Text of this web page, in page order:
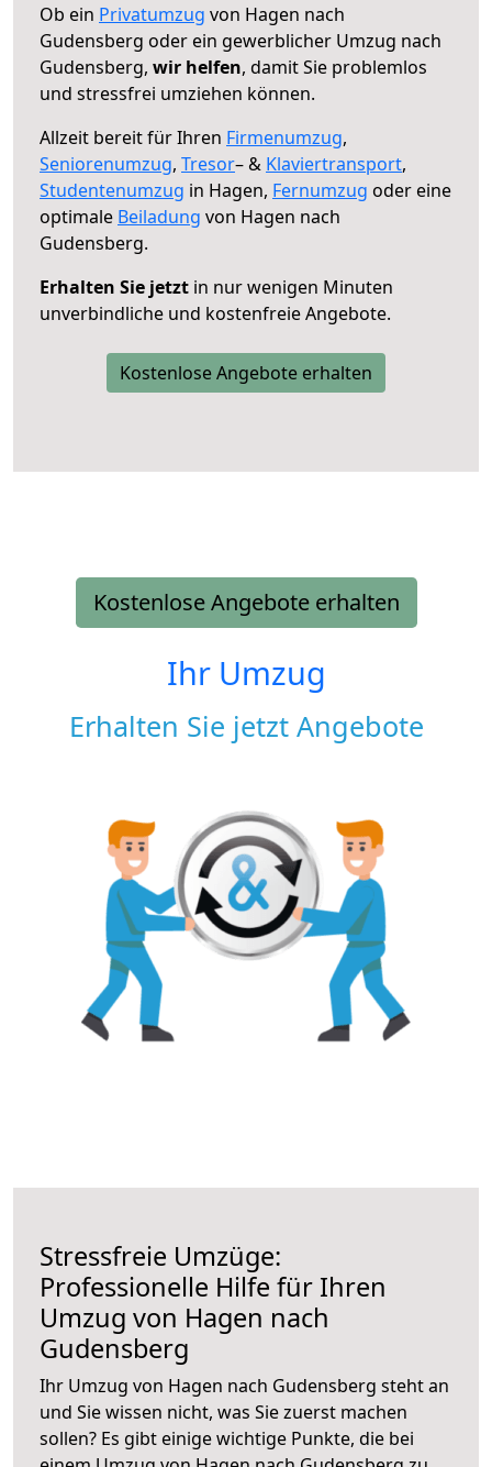
Ob ein Privatumzug von Hagen nach
Gudensberg oder ein gewerblicher Umzug nach
Gudensberg, wir helfen, damit Sie problemlos
und stressfrei umziehen können.
Allzeit bereit für Ihren Firmenumzug,
Seniorenumzug, Tresor– & Klaviertransport,
Studentenumzug in Hagen, Fernumzug oder eine
optimale Beiladung von Hagen nach
Gudensberg.
Erhalten Sie jetzt in nur wenigen Minuten
unverbindliche und kostenfreie Angebote.
Kostenlose Angebote erhalten
Kostenlose Angebote erhalten
Ihr Umzug
Erhalten Sie jetzt Angebote
Stressfreie Umzüge:
Professionelle Hilfe für Ihren
Umzug von Hagen nach
Gudensberg
Ihr Umzug von Hagen nach Gudensberg steht an
und Sie wissen nicht, was Sie zuerst machen
sollen? Es gibt einige wichtige Punkte, die bei